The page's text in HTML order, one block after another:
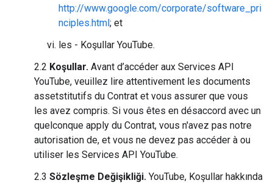
http://www.google.com/corporate/software_pri
nciples.html; et
les - Koşullar YouTube.
2.2 Koşullar. Avant d’accéder aux Services API
YouTube, veuillez lire attentivement les documents
assetstitutifs du Contrat et vous assurer que vous
les avez compris. Si vous êtes en désaccord avec un
quelconque apply du Contrat, vous n'avez pas notre
autorisation de, et vous ne devez pas accéder à ou
utiliser les Services API YouTube.
2.3 Sözleşme Değişikliği. YouTube, Koşullar hakkında